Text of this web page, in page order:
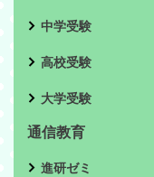
中学受験
高校受験
大学受験
通信教育
進研ゼミ